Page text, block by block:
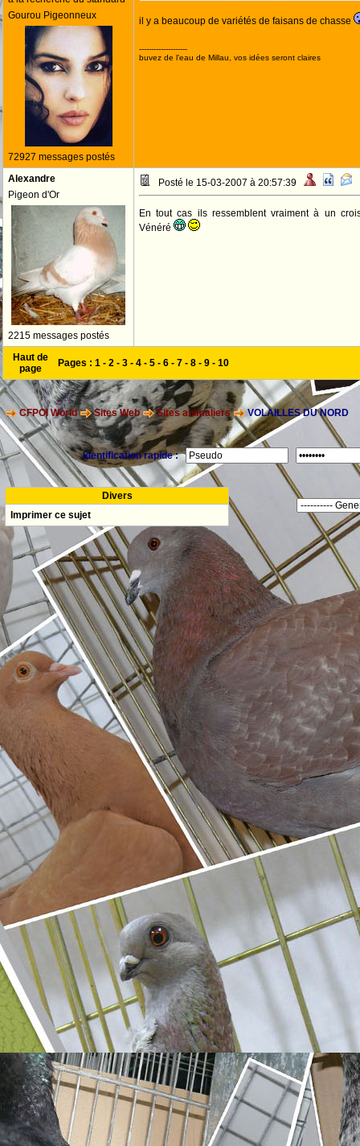
Gourou Pigeonneux
72927 messages postés
il y a beaucoup de variétés de faisans de chasse
--------------------
buvez de l'eau de Millau, vos idées seront claires
Alexandre
Pigeon d'Or
2215 messages postés
Posté le 15-03-2007 à 20:57:39
En tout cas ils ressemblent vraiment à un
Vénéré
Haut de
page
Pages : 1 - 2 - 3 - 4 - 5 - 6 - 7 - 8 - 9 - 10
CFPOI World Sites Web Sites animaliers VOLAILLES DU NORD
Identification rapide :
Divers
Imprimer ce sujet